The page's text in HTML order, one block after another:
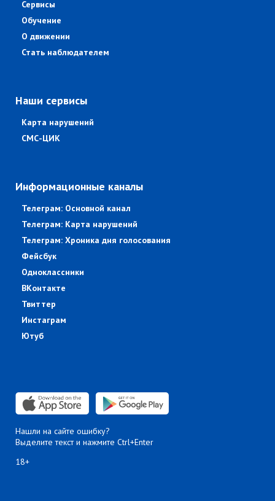
Сервисы
Обучение
О движении
Стать наблюдателем
Наши сервисы
Карта нарушений
СМС-ЦИК
Информационные каналы
Телеграм: Основной канал
Телеграм: Карта нарушений
Телеграм: Хроника дня голосования
Фейсбук
Одноклассники
ВКонтакте
Твиттер
Инстаграм
Ютуб
Нашли на сайте ошибку?
Выделите текст и нажмите Ctrl+Enter
18+